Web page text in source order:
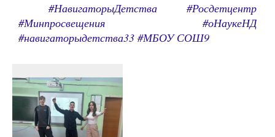
#НавигаторыДетства #Росдетцентр
#Минпросвещения #оНаукеНД
#навигаторыдетства33 #МБОУ СОШ9